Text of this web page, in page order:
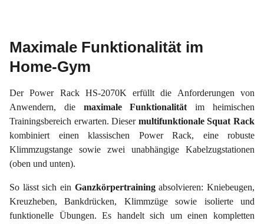
Maximale Funktionalität im
Home-Gym
Der Power Rack HS-2070K erfüllt die Anforderungen von
Anwendern, die maximale Funktionalitätim heimischen
Trainingsbereich erwarten. Dieser multifunktionale Squat Rack
kombiniert einen klassischen Power Rack, eine robuste
Klimmzugstange sowie zwei unabhängige Kabelzugstationen
(oben und unten).
So lässt sich ein Ganzkörpertrainingabsolvieren: Kniebeugen,
Kreuzheben, Bankdrücken, Klimmzüge sowie isolierte und
funktionelle Übungen. Es handelt sich um einen kompletten